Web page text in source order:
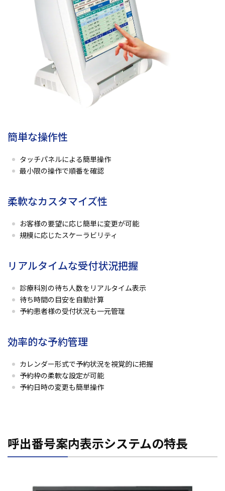
簡単な操作性
タッチパネルによる簡単操作
最小限の操作で順番を確認
柔軟なカスタマイズ性
お客様の要望に応じ簡単に変更が可能
規模に応じたスケーラビリティ
リアルタイムな受付状況把握
診療科別の待ち人数をリアルタイム表示
待ち時間の目安を自動計算
予約患者様の受付状況も一元管理
効率的な予約管理
カレンダー形式で予約状況を視覚的に把握
予約枠の柔軟な設定が可能
予約日時の変更も簡単操作
呼出番号案内表示システムの特長